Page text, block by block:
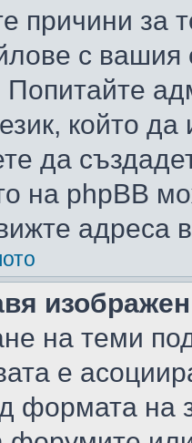
причини за
с вашия
Попитайте
който да
да
на phpBB
адреса
на теми
е
формата на